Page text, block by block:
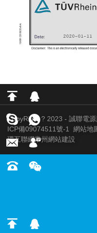
CopyRight ? 2023 - 誠聯電
ICP備09074511號-1
網站地
環互聯網常州網站建設